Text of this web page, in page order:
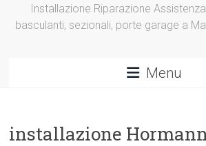
Installazione Riparazione
basculanti, sezionali, porte garage a
Menu
installazione